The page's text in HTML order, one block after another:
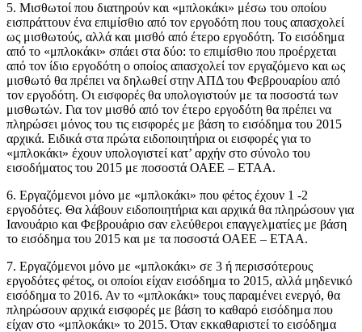
5. Μισθωτοί που διατηρούν και «μπλοκάκι» μέσω του οποίου
εισπράττουν ένα επιμίσθιο από τον εργοδότη που τους απασχολεί
ως μισθωτούς, αλλά και μισθό από έτερο εργοδότη. Το εισόδημα
από το «μπλοκάκι» σπάει στα δύο: το επιμίσθιο που προέρχεται
από τον ίδιο εργοδότη ο οποίος απασχολεί τον εργαζόμενο και ως
μισθωτό θα πρέπει να δηλωθεί στην ΑΠΔ του Φεβρουαρίου από
τον εργοδότη. Οι εισφορές θα υπολογιστούν με τα ποσοστά των
μισθωτών. Για τον μισθό από τον έτερο εργοδότη θα πρέπει να
πληρώσει μόνος του τις εισφορές με βάση το εισόδημα του 2015
αρχικά. Ειδικά στα πρώτα ειδοποιητήρια οι εισφορές για το
«μπλοκάκι» έχουν υπολογιστεί κατ’ αρχήν στο σύνολο του
εισοδήματος του 2015 με ποσοστά ΟΑΕΕ – ΕΤΑΑ.
6. Εργαζόμενοι μόνο με «μπλοκάκι» που φέτος έχουν 1 -2
εργοδότες. Θα λάβουν ειδοποιητήρια και αρχικά θα πληρώσουν για
Ιανουάριο και Φεβρουάριο σαν ελεύθεροι επαγγελματίες με βάση
το εισόδημα του 2015 και με τα ποσοστά ΟΑΕΕ – ΕΤΑΑ.
7. Εργαζόμενοι μόνο με «μπλοκάκι» σε 3 ή περισσότερους
εργοδότες φέτος, οι οποίοι είχαν εισόδημα το 2015, αλλά μηδενικό
εισόδημα το 2016. Αν το «μπλοκάκι» τους παραμένει ενεργό, θα
πληρώσουν αρχικά εισφορές με βάση το καθαρό εισόδημα που
είχαν στο «μπλοκάκι» το 2015. Όταν εκκαθαριστεί το εισόδημα